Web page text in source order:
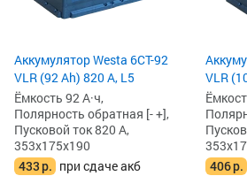
Аккумулятор Westa 6СТ-92
VLR (92 Ah) 820 А, L5
Ёмкость 92 А·ч,
Полярность обратная [- +],
Пусковой ток 820 А,
353x175x190
433р. при сдаче акб
VLR
406р.